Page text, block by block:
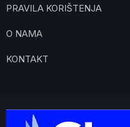
PRAVILA KORIŠTENJA
O NAMA
KONTAKT